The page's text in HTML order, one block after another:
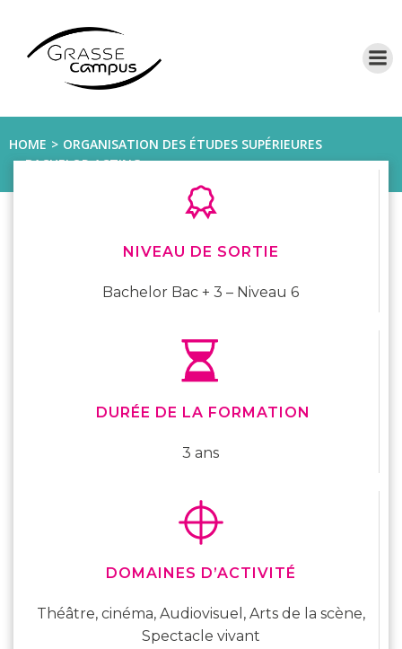
HOME
ORGANISATION DES ÉTUDES SUPÉRIEURES
BACHELOR ACTING
NIVEAU DE SORTIE
Bachelor Bac + 3 – Niveau 6
DURÉE DE LA FORMATION
3 ans
DOMAINES D’ACTIVITÉ
Théâtre, cinéma, Audiovisuel, Arts de la scène,
Spectacle vivant